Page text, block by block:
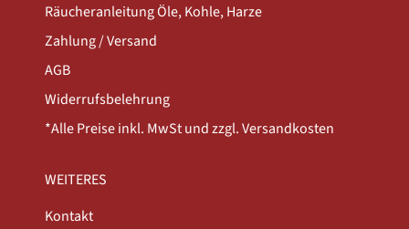
Räucheranleitung Öle, Kohle, Harze
Zahlung / Versand
AGB
Widerrufsbelehrung
*Alle Preise inkl. MwSt und zzgl. Versandkosten
WEITERES
Kontakt